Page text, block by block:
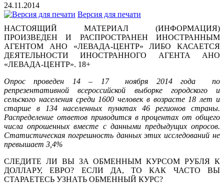
24.11.2014
Версия для печати
НАСТОЯЩИЙ МАТЕРИАЛ (ИНФОРМАЦИЯ)
ПРОИЗВЕДЕН И РАСПРОСТРАНЕН ИНОСТРАННЫМ
АГЕНТОМ АНО «ЛЕВАДА-ЦЕНТР» ЛИБО КАСАЕТСЯ
ДЕЯТЕЛЬНОСТИ ИНОСТРАННОГО АГЕНТА АНО
«ЛЕВАДА-ЦЕНТР». 18+
Опрос проведен 14 – 17 ноября 2014 года по
репрезентативной всероссийской выборке городского и
сельского населения среди 1600 человек в возрасте 18 лет и
старше в 134 населенных пунктах 46 регионов страны.
Распределение ответов приводится в процентах от общего
числа опрошенных вместе с данными предыдущих опросов.
Статистическая погрешность данных этих исследований не
превышает 3,4%
СЛЕДИТЕ ЛИ ВЫ ЗА ОБМЕННЫМ КУРСОМ РУБЛЯ К
ДОЛЛАРУ, ЕВРО? ЕСЛИ ДА, ТО КАК ЧАСТО ВЫ
СТАРАЕТЕСЬ УЗНАТЬ ОБМЕННЫЙ КУРС?